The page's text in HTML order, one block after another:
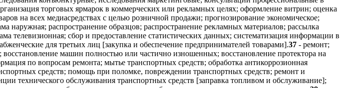
торговых ярмарок в коммерческих или рекламных целях; оформление витрин; оценка
на всех медиасредствах с целью розничной продажи; прогнозирование экономическое;
распространение образцов; распространение рекламных материалов; рассылка
телевизионная; сбор и предоставление статистических данных; систематизация информации в
для третьих лиц [закупка и обеспечение предпринимателей товарами].37 - ремонт;
машин полностью или частично изношенных; восстановление протектора на
по вопросам ремонта; мытье транспортных средств; обработка антикоррозионная
средств; помощь при поломке, повреждении транспортных средств; ремонт и
технического обслуживания транспортных средств [заправка топливом и обслуживание];